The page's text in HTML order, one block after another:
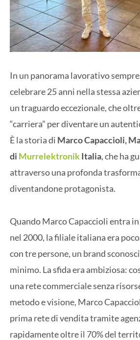
In un panorama lavorativo
celebrare 25 anni nella stessa
un traguardo eccezionale, che
“carriera” per diventare un
È la storia di Marco Capaccioli,
di MurrelektronikItalia, che ha
attraverso una profonda
diventandone protagonista.
Quando Marco Capaccioli entra
nel 2000, la filiale italiana era
con tre persone, un brand
minimo. La sfida era ambiziosa:
una rete commerciale senza
metodo e visione, Marco
prima rete di vendita tramite
rapidamente oltre il 70% del